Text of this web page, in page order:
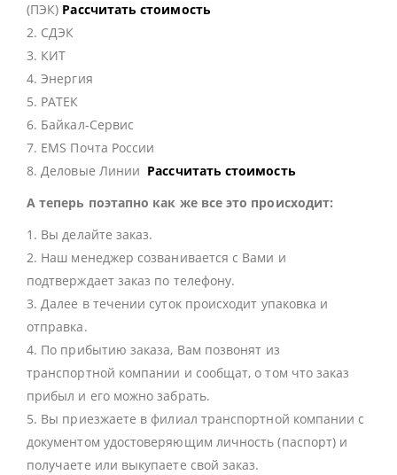
(ПЭК) Рассчитать стоимость
2. СДЭК
3. КИТ
4. Энергия
5. РАТЕК
6. Байкал-Сервис
7. EMS Почта России
8. Деловые Линии Рассчитать стоимость
А теперь поэтапно как же все это происходит:
1. Вы делайте заказ.
2. Наш менеджер созванивается с Вами и
подтверждает заказ по телефону.
3. Далее в течении суток происходит упаковка и
отправка.
4. По прибытию заказа, Вам позвонят из
транспортной компании и сообщат, о том что заказ
прибыл и его можно забрать.
5. Вы приезжаете в филиал транспортной компании с
документом удостоверяющим личность (паспорт) и
получаете или выкупаете свой заказ.